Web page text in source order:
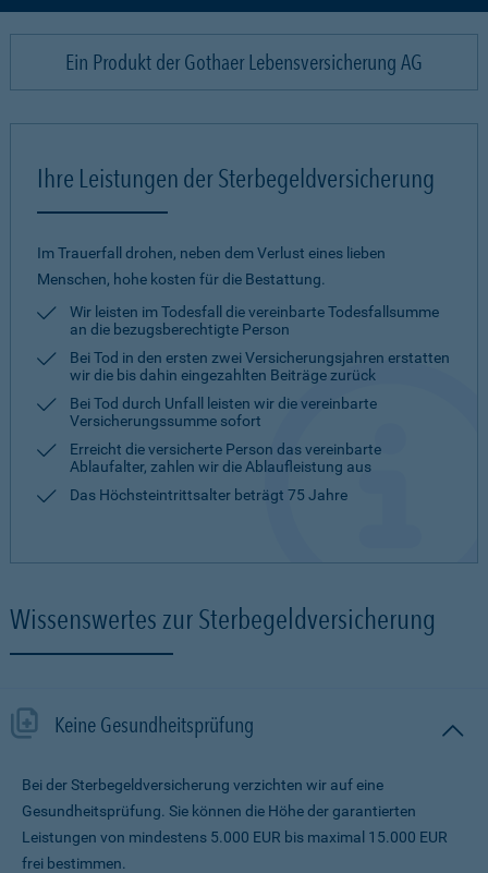
Ein Produkt der Gothaer Lebensversicherung AG
Ihre Leistungen der Sterbegeldversicherung
Im Trauerfall drohen, neben dem Verlust eines lieben
Menschen, hohe kosten für die Bestattung.
Wir leisten im Todesfall die vereinbarte Todesfallsumme
an die bezugsberechtigte Person
Bei Tod in den ersten zwei Versicherungsjahren erstatten
wir die bis dahin eingezahlten Beiträge zurück
Bei Tod durch Unfall leisten wir die vereinbarte
Versicherungssumme sofort
Erreicht die versicherte Person das vereinbarte
Ablaufalter, zahlen wir die Ablaufleistung aus
Das Höchsteintrittsalter beträgt 75 Jahre
Wissenswertes zur Sterbegeldversicherung
Keine Gesundheitsprüfung
Bei der Sterbegeldversicherung verzichten wir auf eine
Gesundheitsprüfung. Sie können die Höhe der garantierten
Leistungen von mindestens 5.000 EUR bis maximal 15.000 EUR
frei bestimmen.